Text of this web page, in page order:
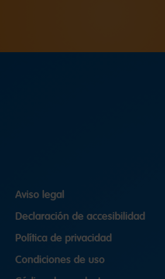
Aviso legal
Declaración de accesibilidad
Política de privacidad
Condiciones de uso